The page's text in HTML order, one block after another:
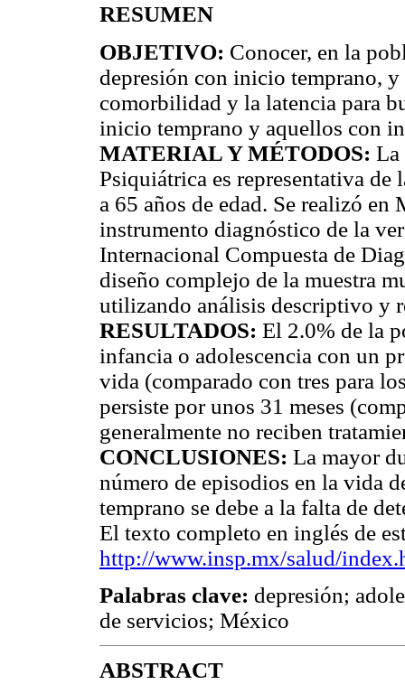
RESUMEN
OBJETIVO: Conocer, en la
depresión con inicio temprano,
comorbilidad y la latencia para
inicio temprano y aquellos con
MATERIAL Y MÉTODOS: La
Psiquiátrica es representativa
a 65 años de edad. Se realizó
instrumento diagnóstico de la
Internacional Compuesta de
diseño complejo de la muestra
utilizando análisis descriptivo y
RESULTADOS: El 2.0% de la
infancia o adolescencia con un
vida (comparado con tres para
persiste por unos 31 meses
generalmente no reciben
CONCLUSIONES: La mayor
número de episodios en la vida
temprano se debe a la falta de
El texto completo en inglés de
http://www.insp.mx/salud/
Palabras clave: depresión;
de servicios; México
ABSTRACT